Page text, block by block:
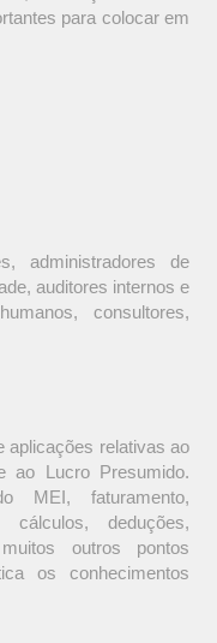
para colocar em
administradores de
auditores internos e
consultores,
aplicações relativas ao
ao Lucro Presumido.
MEI, faturamento,
cálculos, deduções,
outros pontos
os conhecimentos